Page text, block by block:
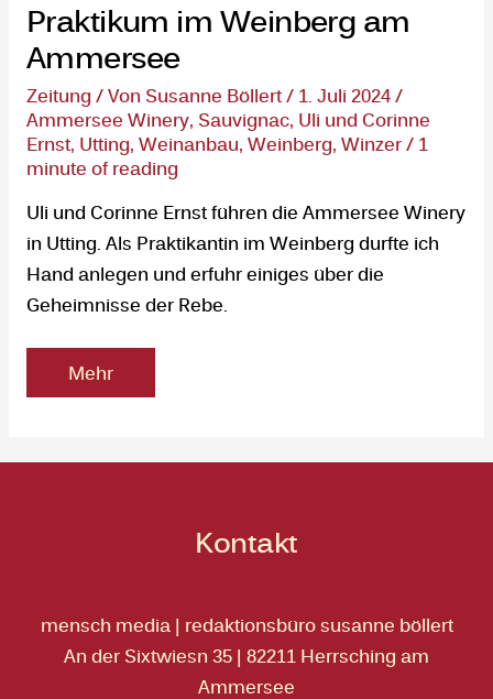
Praktikum im Weinberg am
Ammersee
Zeitung / Von Susanne Böllert/ 1. Juli 2024/
Ammersee Winery, Sauvignac, Uli und Corinne
Ernst, Utting, Weinanbau, Weinberg, Winzer/ 1
minute of reading
Uli und Corinne Ernst führen die Ammersee Winery
in Utting. Als Praktikantin im Weinberg durfte ich
Hand anlegen und erfuhr einiges über die
Geheimnisse der Rebe.
Mehr
Kontakt
mensch media | redaktionsbüro susanne böllert
An der Sixtwiesn 35 | 82211 Herrsching am
Ammersee